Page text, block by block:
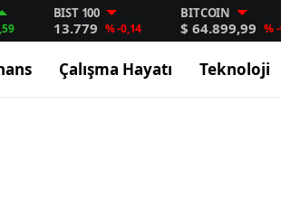
BIST 100
13.779 % -0,14
BITCOIN
$ 64.899,99 %
Çalışma Hayatı Teknoloji